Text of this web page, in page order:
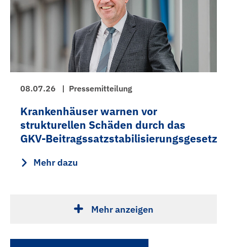
08.07.26 | Pressemitteilung
Krankenhäuser warnen vor
strukturellen Schäden durch das
GKV‑Beitragssatzstabilisierungsgesetz
Mehr dazu
Mehr anzeigen